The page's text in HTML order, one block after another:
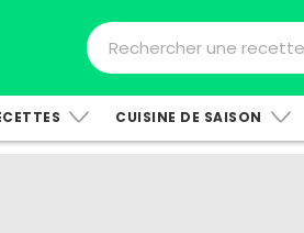
CUISINE DE SAISON